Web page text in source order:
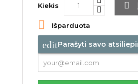
Kiekis 
 Išparduota
editParašyti savo